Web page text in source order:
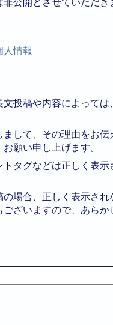
公開とさせていただき
人情報
投稿や内容によっては
して、その理由をお伝
願い申し上げます。
タグなどは正しく表示
場合、正しく表示され
ざいますので、あらか